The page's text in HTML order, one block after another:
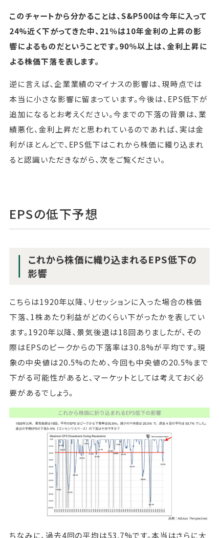
このチャートから分かることは、S&P500は今年に入って
24%近く下がってきた中、21％は10年金利の上昇の影
響によるものだということです。90％以上は、金利上昇に
よる株価下落を表します。
逆に言えば、企業業績のマイナスの影響は、現時点では
本当に小さな影響に留まっています。今後は、EPS低下が
追加になるとお考えください。今までの下落の背景は、業
績悪化、金利上昇だと思われているのであれば、実は金
利がほとんどで、EPS低下はこれから株価に織り込まれ
ると認識いただきながら、次をご覧ください。
EPSの低下予想
これから株価に織り込まれるEPS低下の
影響
こちらは1920年以降、リセッションに入った場合の株価
下落、1株あたり利益がどのくらい下がったかを表してい
ます。1920年以降、景気後退は18回ありましたが、その
際はEPSのピークからの下落率は30.8%が平均です。現
象の中央値は20.5%のため、今回も中央値の20.5%まで
下がる可能性があると、マーケットとしては考えておく必
要があるでしょう。
ちなみに、過去4回の平均は53.7%です。本当はさらに大